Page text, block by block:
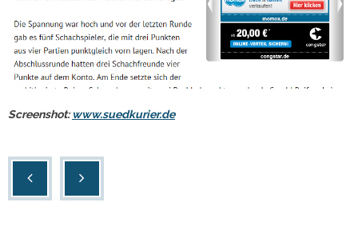
Screenshot:www.suedkurier.de